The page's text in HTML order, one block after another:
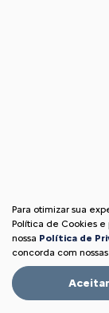
Para otimizar sua
Política de Cookies e
nossa Política de
concorda com nossas
Aceitar